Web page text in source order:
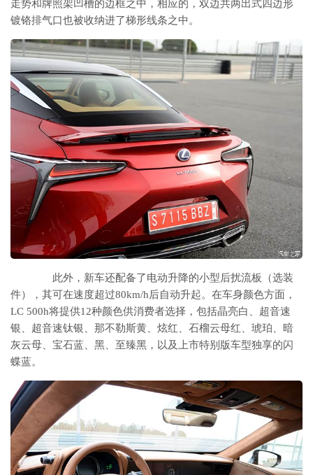
走势和牌照架凹槽的边框之中，相应的，双边共两出式四边形
镀铬排气口也被收纳进了梯形线条之中。
此外，新车还配备了电动升降的小型后扰流板（选装
件），其可在速度超过80km/h后自动升起。在车身颜色方面，
LC 500h将提供12种颜色供消费者选择，包括晶亮白、超音速
银、超音速钛银、那不勒斯黄、炫红、石榴云母红、琥珀、暗
灰云母、宝石蓝、黑、至臻黑，以及上市特别版车型独享的闪
蝶蓝。